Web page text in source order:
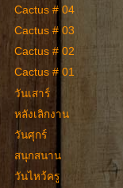
Cactus # 04
Cactus # 03
Cactus # 02
Cactus # 01
วันเสาร์
หลังเลิกงาน
วันศุกร์
สนุกสนาน
วันไหว้ครู